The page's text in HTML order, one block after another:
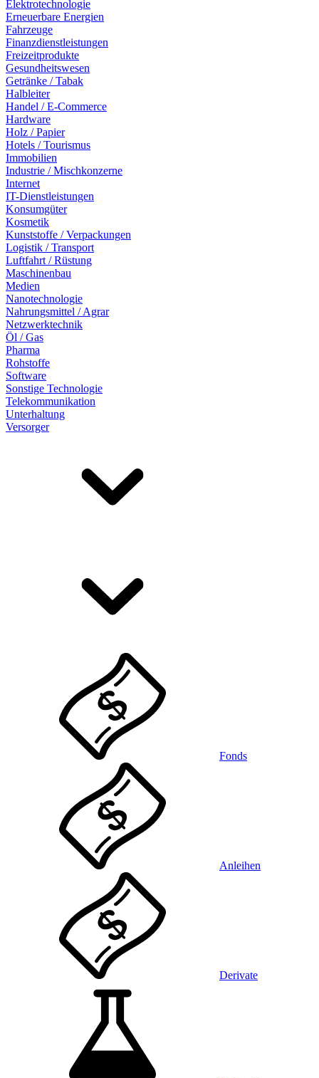
Elektrotechnologie
Erneuerbare Energien
Fahrzeuge
Finanzdienstleistungen
Freizeitprodukte
Gesundheitswesen
Getränke / Tabak
Halbleiter
Handel / E-Commerce
Hardware
Holz / Papier
Hotels / Tourismus
Immobilien
Industrie / Mischkonzerne
Internet
IT-Dienstleistungen
Konsumgüter
Kosmetik
Kunststoffe / Verpackungen
Logistik / Transport
Luftfahrt / Rüstung
Maschinenbau
Medien
Nanotechnologie
Nahrungsmittel / Agrar
Netzwerktechnik
Öl / Gas
Pharma
Rohstoffe
Software
Sonstige Technologie
Telekommunikation
Unterhaltung
Versorger
Fonds
Anleihen
Derivate